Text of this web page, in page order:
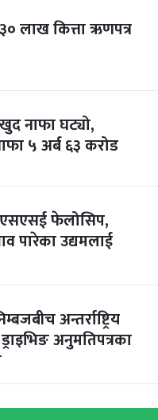
लाख कित्ता ऋणपत्र
नाफा घट्यो,
५ अर्ब ६३ करोड
फेलोसिप,
पारेका उद्यमलाई
अन्तर्राष्ट्रिय
अनुमतिपत्रका